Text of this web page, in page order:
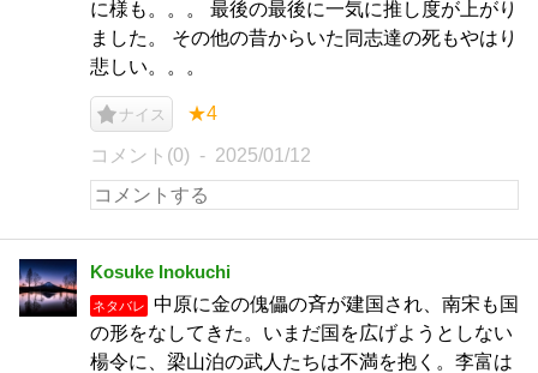
に様も。。。 最後の最後に一気に推し度が上がり
ました。 その他の昔からいた同志達の死もやはり
悲しい。。。
ナイス ★4
コメント(0) 2025/01/12
Kosuke Inokuchi
ネタバレ
中原に金の傀儡の斉が建国され、南宋も国
の形をなしてきた。いまだ国を広げようとしない
楊令に、梁山泊の武人たちは不満を抱く。李富は